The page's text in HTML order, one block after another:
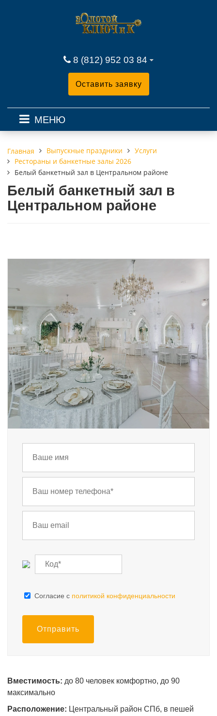
8 (812) 952 03 84
Оставить заявку
МЕНЮ
Главная Выпускные праздники
Услуги
Рестораны и банкетные залы 2026
Белый банкетный зал в Центральном районе
Белый банкетный зал в
Центральном районе
Cогласие с политикой конфиденциальности
Отправить
Вместимость: до 80 человек комфортно, до 90
максимально
Расположение: Центральный район СПб, в пешей